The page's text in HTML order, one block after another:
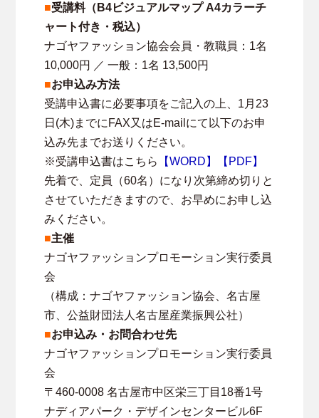
■受講料（B4ビジュアルマップ A4カラーチ
ャート付き・税込）
ナゴヤファッション協会会員・教職員：1名
10,000円 ／ 一般：1名 13,500円
■お申込み方法
受講申込書に必要事項をご記入の上、1月23
日(木)までにFAX又はE-mailにて以下のお申
込み先までお送りください。
※受講申込書はこちら
【WORD】
【PDF】
先着で、定員（60名）になり次第締め切りと
させていただきますので、お早めにお申し込
みください。
■主催
ナゴヤファッションプロモーション実行委員
会
（構成：ナゴヤファッション協会、名古屋
市、公益財団法人名古屋産業振興公社）
■お申込み・お問合わせ先
ナゴヤファッションプロモーション実行委員
会
〒460-0008 名古屋市中区栄三丁目18番1号
ナディアパーク・デザインセンタービル6F